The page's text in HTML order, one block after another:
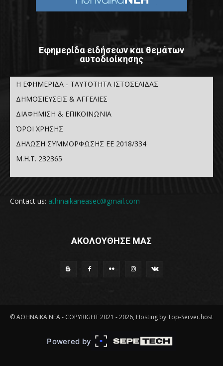
Εφημερίδα ειδήσεων και θεμάτων
αυτοδιοίκησης
Η ΕΦΗΜΕΡΙΔΑ - ΤΑΥΤΟΤΗΤΑ ΙΣΤΟΣΕΛΙΔΑΣ
ΔΗΜΟΣΙΕΥΣΕΙΣ & ΑΓΓΕΛΙΕΣ
ΔΙΑΦΗΜΙΣΗ & ΕΠΙΚΟΙΝΩΝΙΑ
ΌΡΟΙ ΧΡΗΣΗΣ
ΔΗΛΩΣΗ ΣΥΜΜΟΡΦΩΣΗΣ ΕΕ 2018/334
Μ.Η.Τ. 232365
Contact us: athinaikaneasec@gmail.com
ΑΚΟΛΟΥΘΗΣΕ ΜΑΣ
© ΑΘΗΝΑΪΚΑ ΝΕΑ - COPYRIGHT 2021 - 2026, Hosting by Top-Server.host
Powered by